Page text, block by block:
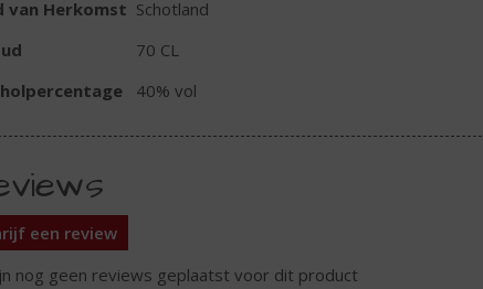
van Herkomst Schotland
70 CL
40% vol
een review
nog geen reviews geplaatst voor dit product